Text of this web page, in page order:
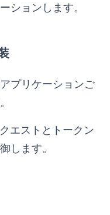
ションします。
プリケーションご
エストとトークン
します。